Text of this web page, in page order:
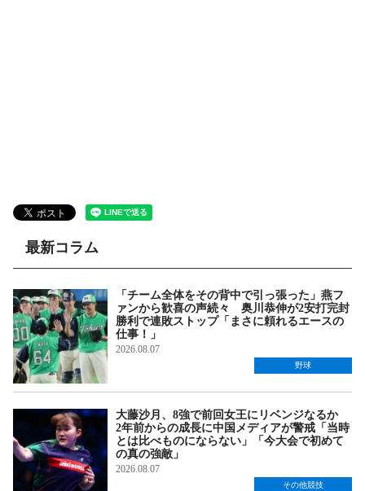
最新コラム
「チーム全体をその背中で引っ張った」燕フ
ァンから歓喜の声続々 奥川恭伸が2安打完封
勝利で連敗ストップ「まさに頼れるエースの
仕事！」
2026.08.07
野球
大藤沙月、8強で前回女王にリベンジなるか
2年前からの成長に中国メディアが警戒「当時
とは比べものにならない」「今大会で初めて
の真の強敵」
2026.08.07
その他競技